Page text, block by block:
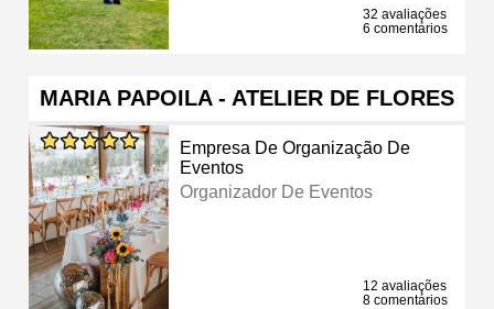
32 avaliações
6 comentários
MARIA PAPOILA - ATELIER DE FLORES
Empresa De Organização De
Eventos
Organizador De Eventos
12 avaliações
8 comentários